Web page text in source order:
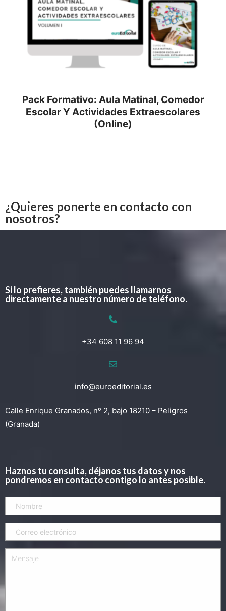
Pack Formativo: Aula Matinal, Comedor
Escolar Y Actividades Extraescolares
(Online)
¿Quieres ponerte en contacto con
nosotros?
Si lo prefieres, también puedes llamarnos
directamente a nuestro número de teléfono.
+34 608 11 96 94
info@euroeditorial.es
Calle Enrique Granados, nº 2, bajo 18210 – Peligros
(Granada)
Haznos tu consulta, déjanos tus datos y nos
pondremos en contacto contigo lo antes posible.